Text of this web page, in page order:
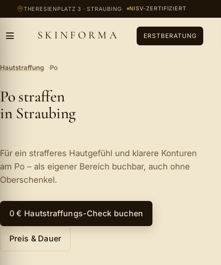
Zum Inhalt springen
THERESIENPLATZ 3 · STRAUBING NISV-ZERTIFIZIERT
SKINFORMA ERSTBERATUNG
Hautstraffung Po
Po straffen
in Straubing
Für ein strafferes Hautgefühl und klarere Konturen
am Po – als eigener Bereich buchbar, auch ohne
Oberschenkel.
0 € Hautstraffungs-Check buchen
Preis & Dauer